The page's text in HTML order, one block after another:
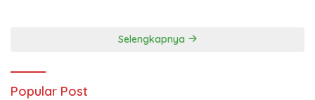
Selengkapnya
Popular Post